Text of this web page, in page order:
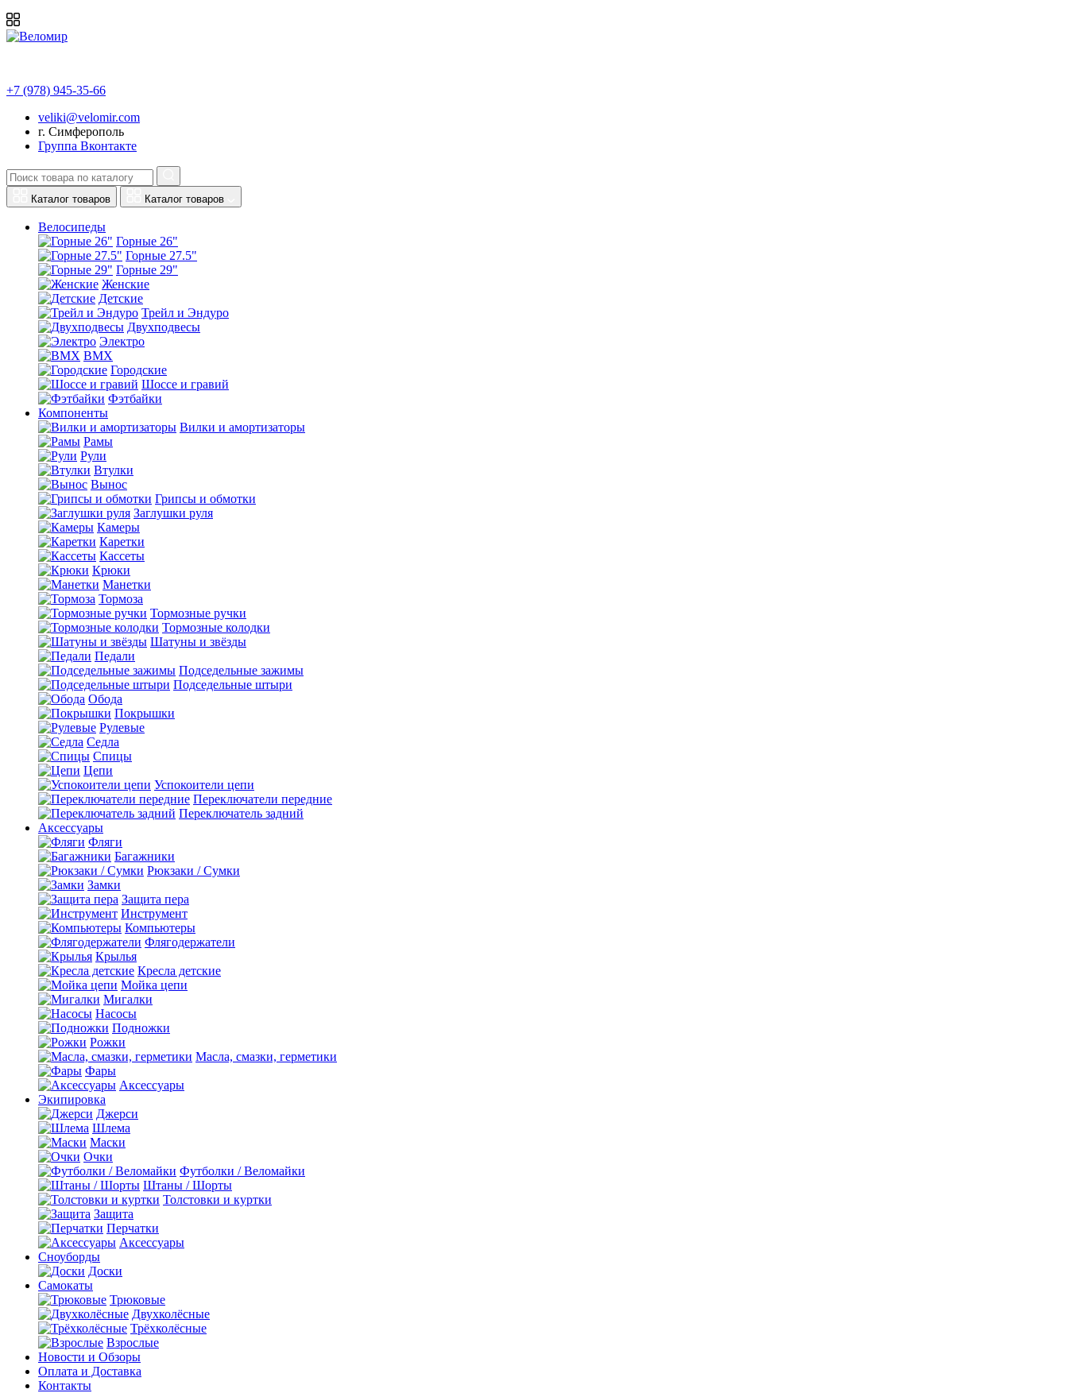
+7 (978) 945-35-66
veliki@velomir.com
г. Симферополь
Группа Вконтакте
Каталог товаров Каталог товаров
Велосипеды
Горные 26"
Горные 27.5"
Горные 29"
Женские
Детские
Трейл и Эндуро
Двухподвесы
Электро
BMX
Городские
Шоссе и гравий
Фэтбайки
Компоненты
Вилки и амортизаторы
Рамы
Рули
Втулки
Вынос
Грипсы и обмотки
Заглушки руля
Камеры
Каретки
Кассеты
Крюки
Манетки
Тормоза
Тормозные ручки
Тормозные колодки
Шатуны и звёзды
Педали
Подседельные зажимы
Подседельные штыри
Обода
Покрышки
Рулевые
Седла
Спицы
Цепи
Успокоители цепи
Переключатели передние
Переключатель задний
Аксессуары
Фляги
Багажники
Рюкзаки / Сумки
Замки
Защита пера
Инструмент
Компьютеры
Флягодержатели
Крылья
Кресла детские
Мойка цепи
Мигалки
Насосы
Подножки
Рожки
Масла, смазки, герметики
Фары
Аксессуары
Экипировка
Джерси
Шлема
Маски
Очки
Футболки / Веломайки
Штаны / Шорты
Толстовки и куртки
Защита
Перчатки
Аксессуары
Сноуборды
Доски
Самокаты
Трюковые
Двухколёсные
Трёхколёсные
Взрослые
Новости и Обзоры
Оплата и Доставка
Контакты